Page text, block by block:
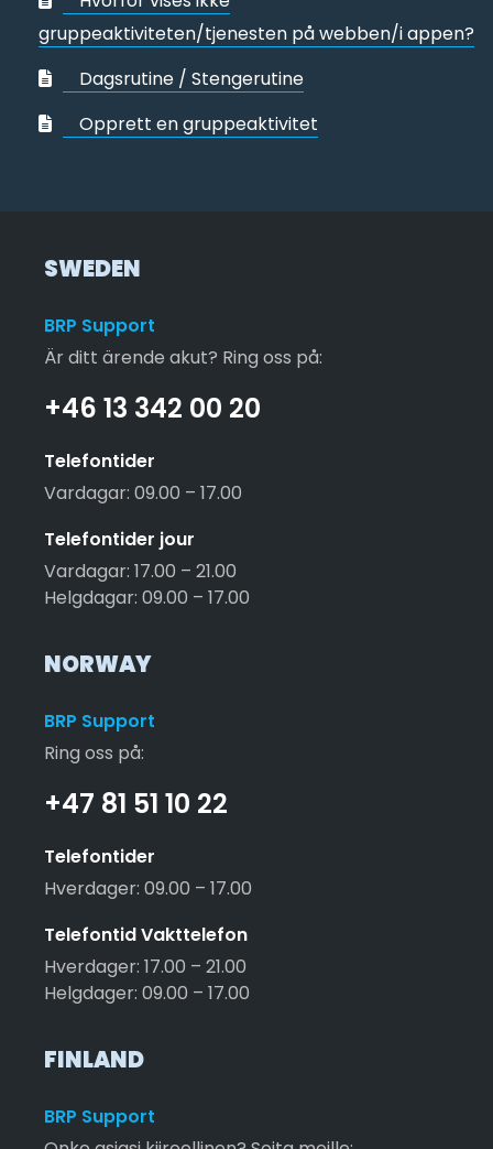
gruppeaktiviteten/tjenesten på webben/i appen?
Dagsrutine / Stengerutine
Opprett en gruppeaktivitet
SWEDEN
BRP Support
Är ditt ärende akut? Ring oss på:
+46 13 342 00 20
Telefontider
Vardagar: 09.00 – 17.00
Telefontider jour
Vardagar: 17.00 – 21.00
Helgdagar: 09.00 – 17.00
NORWAY
BRP Support
Ring oss på:
+47 81 51 10 22
Telefontider
Hverdager: 09.00 – 17.00
Telefontid Vakttelefon
Hverdager: 17.00 – 21.00
Helgdager: 09.00 – 17.00
FINLAND
BRP Support